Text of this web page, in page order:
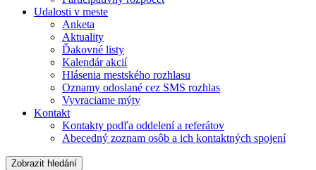
Udalosti v meste
Anketa
Aktuality
Ďakovné listy
Kalendár akcií
Hlásenia mestského rozhlasu
Oznamy odoslané cez SMS rozhlas
Vyvraciame mýty
Kontakt
Kontakty podľa oddelení a referátov
Abecedný zoznam osôb a ich kontaktných spojení
Zobrazit hledání